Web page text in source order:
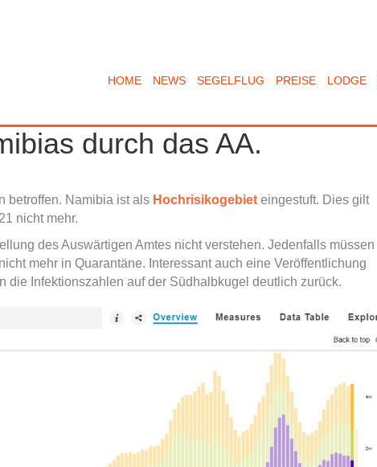
HOME NEWS SEGELFLUG PREISE LODGE
durch das AA.
betroffen. Namibia ist als Hochrisikogebiet eingestuft. Dies gilt
nicht mehr.
des Auswärtigen Amtes nicht verstehen. Jedenfalls müssen
mehr in Quarantäne. Interessant auch eine Veröffentlichung
die Infektionszahlen auf der Südhalbkugel deutlich zurück.